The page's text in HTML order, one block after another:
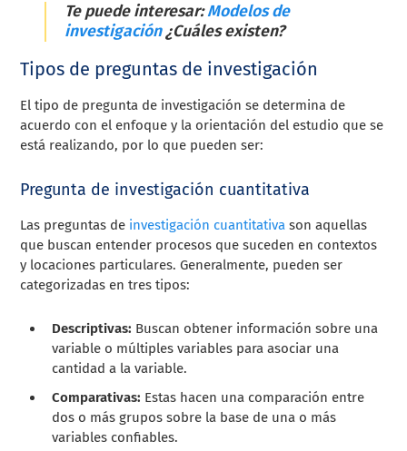
Te puede interesar:Modelos de
investigación¿Cuáles existen?
Tipos de preguntas de investigación
El tipo de pregunta de investigación se determina de
acuerdo con el enfoque y la orientación del estudio que se
está realizando, por lo que pueden ser:
Pregunta de investigación cuantitativa
Las preguntas de investigación cuantitativa son aquellas
que buscan entender procesos que suceden en contextos
y locaciones particulares. Generalmente, pueden ser
categorizadas en tres tipos:
Descriptivas: Buscan obtener información sobre una
variable o múltiples variables para asociar una
cantidad a la variable.
Comparativas: Estas hacen una comparación entre
dos o más grupos sobre la base de una o más
variables confiables.